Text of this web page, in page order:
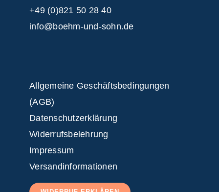
+49 (0)821 50 28 40
info@boehm-und-sohn.de
Allgemeine Geschäftsbedingungen
(AGB)
Datenschutzerklärung
Widerrufsbelehrung
Impressum
Versandinformationen